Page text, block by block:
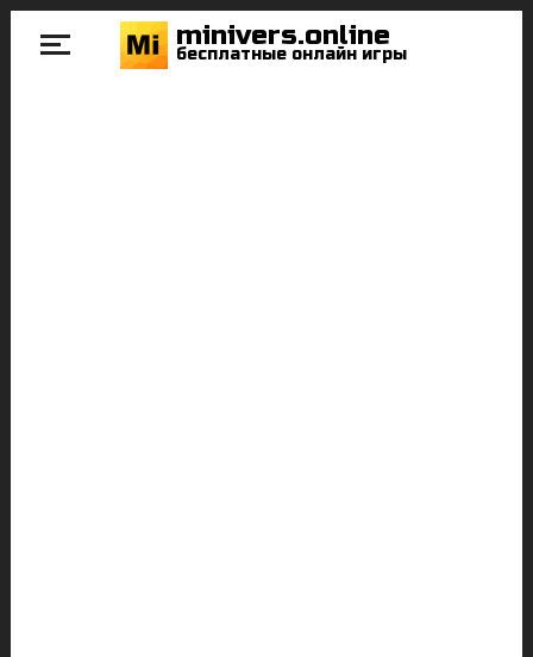
minivers.online
бесплатные онлайн игры